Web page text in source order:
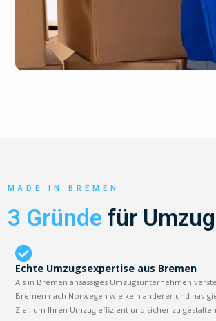
MADE IN BREMEN
3 Gründe für
Echte Umzugsexpertise aus Bremen
Als in Bremen ansässiges Umzugsunternehmen
Bremen nach Norwegen wie kein anderer und
Ziel, um Ihren Umzug effizient und sicher zu